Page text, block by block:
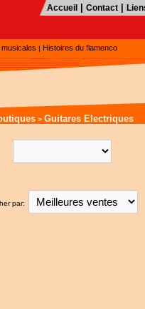
Accueil Contact
| Histoires du flamenco
> Guitares Electriques
par: